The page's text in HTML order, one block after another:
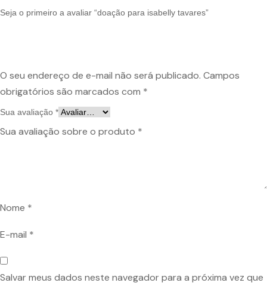
Seja o primeiro a avaliar “doação para isabelly tavares”
O seu endereço de e-mail não será publicado. Campos
obrigatórios são marcados com *
Sua avaliação *
Sua avaliação sobre o produto *
Nome *
E-mail *
Salvar meus dados neste navegador para a próxima vez que